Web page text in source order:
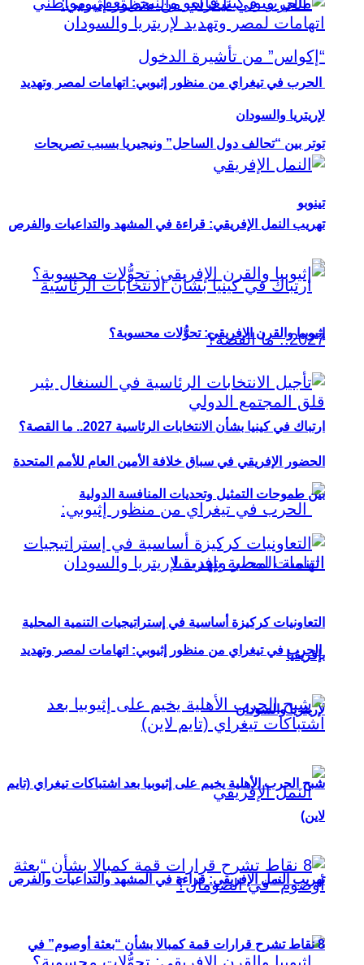
توتر بين “تحالف دول الساحل” ونيجيريا بسبب تصريحات
تينوبو
ارتباك في كينيا بشأن الانتخابات الرئاسية 2027.. ما القصة؟
الحرب في تيغراي من منظور إثيوبي: اتهامات لمصر وتهديد
لإريتريا والسودان
تهريب النمل الإفريقي: قراءة في المشهد والتداعيات والفرص
الحرب في تيغراي من منظور إثيوبي: اتهامات لمصر وتهديد
لإريتريا والسودان
تهريب النمل الإفريقي: قراءة في المشهد والتداعيات والفرص
إثيوبيا والقرن الإفريقي: تحوُّلات محسوبة؟
الحضور الإفريقي في سباق خلافة الأمين العام للأمم المتحدة
بين طموحات التمثيل وتحديات المنافسة الدولية
التعاونيات كركيزة أساسية في إستراتيجيات التنمية المحلية
بإفريقيا
شبح الحرب الأهلية يخيم على إثيوبيا بعد اشتباكات تيغراي (تايم
لاين)
8 نقاط تشرح قرارات قمة كمبالا بشأن “بعثة أوصوم” في